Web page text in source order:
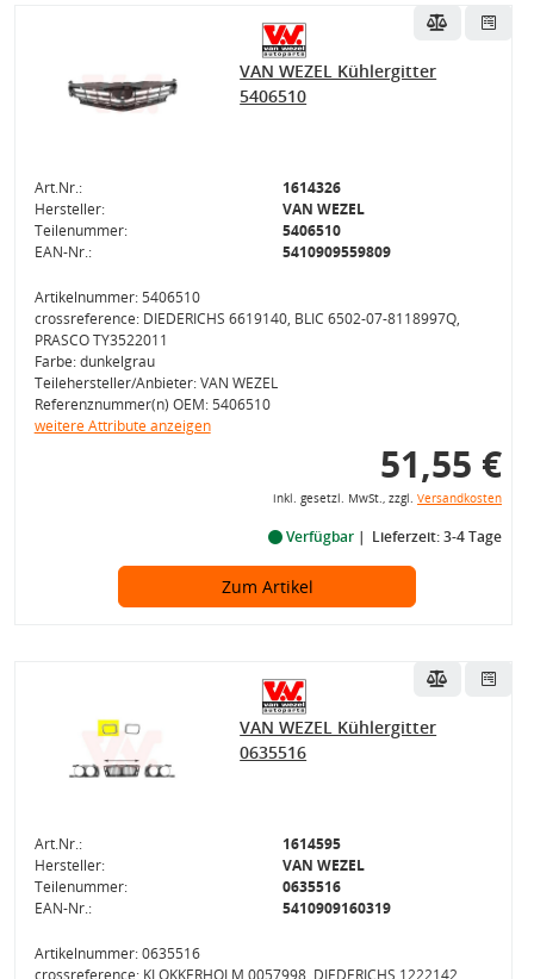
VAN WEZEL Kühlergitter
5406510
Art.Nr.:
1614326
Hersteller:
VAN WEZEL
Teilenummer:
5406510
EAN-Nr.:
5410909559809
Artikelnummer: 5406510
crossreference: DIEDERICHS 6619140, BLIC 6502-07-8118997Q,
PRASCO TY3522011
Farbe: dunkelgrau
Teilehersteller/Anbieter: VAN WEZEL
Referenznummer(n) OEM: 5406510
weitere Attribute anzeigen
51,55 €
inkl. gesetzl. MwSt., zzgl. Versandkosten
Verfügbar Lieferzeit: 3-4 Tage
Zum Artikel
VAN WEZEL Kühlergitter
0635516
Art.Nr.:
1614595
Hersteller:
VAN WEZEL
Teilenummer:
0635516
EAN-Nr.:
5410909160319
Artikelnummer: 0635516
crossreference: KLOKKERHOLM 0057998, DIEDERICHS 1222142,